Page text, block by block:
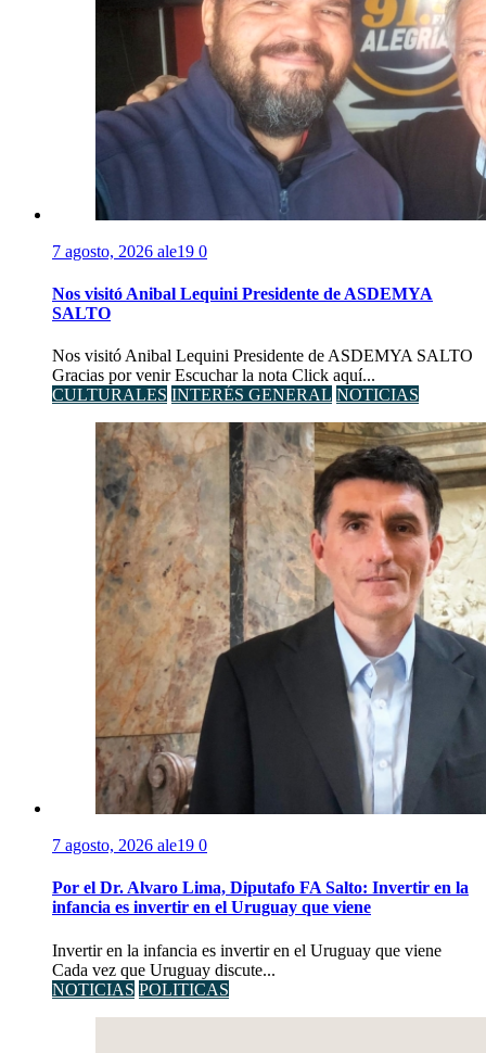
7 agosto, 2026 ale19 0
Nos visitó Anibal Lequini Presidente de ASDEMYA
SALTO
Nos visitó Anibal Lequini Presidente de ASDEMYA SALTO
Gracias por venir Escuchar la nota Click aquí...
CULTURALES INTERÉS GENERAL NOTICIAS
7 agosto, 2026 ale19 0
Por el Dr. Alvaro Lima, Diputafo FA Salto: Invertir en la
infancia es invertir en el Uruguay que viene
Invertir en la infancia es invertir en el Uruguay que viene
Cada vez que Uruguay discute...
NOTICIAS POLITICAS